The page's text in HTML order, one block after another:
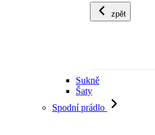
zpět
Sukně
Šaty
Spodní prádlo